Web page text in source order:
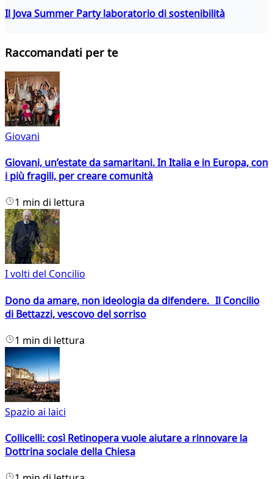
Il Jova Summer Party laboratorio di sostenibilità
Raccomandati per te
Giovani
Giovani, un’estate da samaritani. In Italia e in Europa, con
i più fragili, per creare comunità
1 min di lettura
I volti del Concilio
Dono da amare, non ideologia da difendere. Il Concilio
di Bettazzi, vescovo del sorriso
1 min di lettura
Spazio ai laici
Collicelli: così Retinopera vuole aiutare a rinnovare la
Dottrina sociale della Chiesa